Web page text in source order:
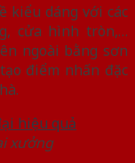
kiểu dáng với các
cửa hình tròn,…
ngoài bằng sơn
điểm nhấn đặc
xưởng